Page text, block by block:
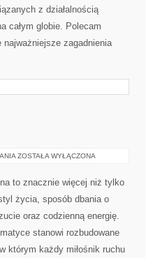
z działalnością
całym globie. Polecam
zagadnienia
TRENING
ZOSTAŁA WYŁĄCZONA
to znacznie więcej niż tylko
życia, sposób dbania o
oraz codzienną energię.
stanowi rozbudowane
którym każdy miłośnik ruchu